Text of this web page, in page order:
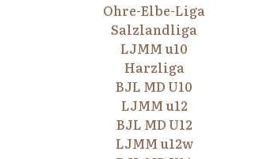
Ohre-Elbe-Liga
Salzlandliga
LJMM u10
Harzliga
BJL MD U10
LJMM u12
BJL MD U12
LJMM u12w